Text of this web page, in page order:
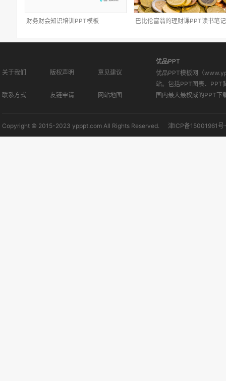
财务财会知识培训PPT模板 巴比伦富翁的理财课PPT读书笔记
关于我们 版权声明 意见建议
联系方式 友链申请 网站地图
优品PPT
优品PPT模板网（
站。包括PPT图表、PPT
国内最大最权威的PPT下
Copyright © 2015-2023 ypppt.com All Rights Reserved. 津ICP备15001961号